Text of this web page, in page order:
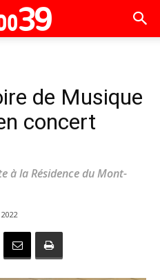
de Musique
concert
à la Résidence du Mont-